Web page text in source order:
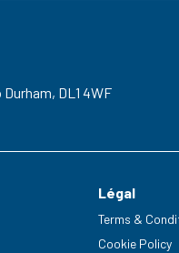
Durham, DL1 4WF
Légal
Terms &
Cookie Policy